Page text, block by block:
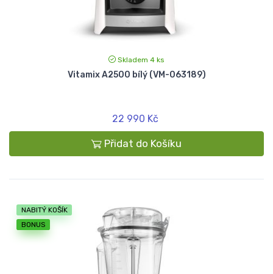
Skladem 4 ks
Vitamix A2500 bílý (VM-063189)
22 990 Kč
Přidat do Košíku
NABITÝ KOŠÍK
BONUS